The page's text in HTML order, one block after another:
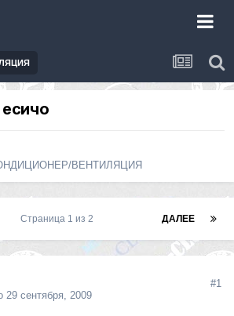
ВЕНТИЛЯЦИЯ
ДАЛЕЕ
Страница 1 из 2
29 сентября, 2009
#1